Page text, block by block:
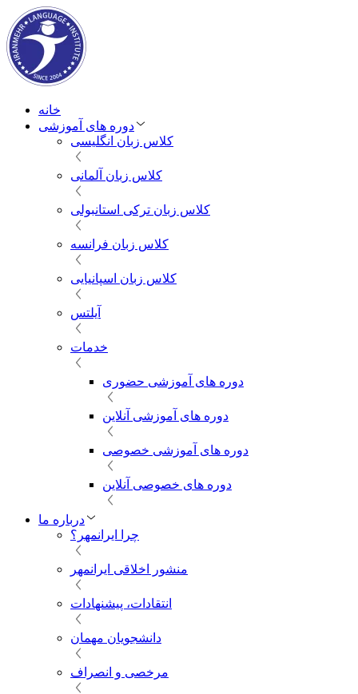
خانه
دوره های آموزشی
کلاس زبان انگلیسی
کلاس زبان آلمانی
کلاس زبان ترکی استانبولی
کلاس زبان فرانسه
کلاس زبان اسپانیایی
آیلتس
خدمات
دوره های آموزشی حضوری
دوره های آموزشی آنلاین
دوره های آموزشی خصوصی
دوره های خصوصی آنلاین
درباره ما
چرا ایرانمهر؟
منشور اخلاقی ایرانمهر
انتقادات، پیشنهادات
دانشجویان مهمان
مرخصی و انصراف